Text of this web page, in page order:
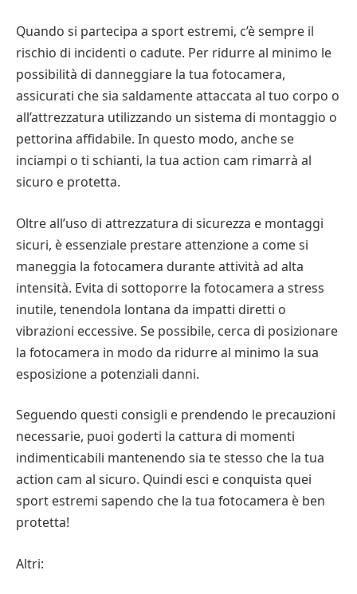
Quando si partecipa a sport estremi, c’è sempre il
rischio di incidenti o cadute. Per ridurre al minimo le
possibilità di danneggiare la tua fotocamera,
assicurati che sia saldamente attaccata al tuo corpo o
all’attrezzatura utilizzando un sistema di montaggio o
pettorina affidabile. In questo modo, anche se
inciampi o ti schianti, la tua action cam rimarrà al
sicuro e protetta.
Oltre all’uso di attrezzatura di sicurezza e montaggi
sicuri, è essenziale prestare attenzione a come si
maneggia la fotocamera durante attività ad alta
intensità. Evita di sottoporre la fotocamera a stress
inutile, tenendola lontana da impatti diretti o
vibrazioni eccessive. Se possibile, cerca di posizionare
la fotocamera in modo da ridurre al minimo la sua
esposizione a potenziali danni.
Seguendo questi consigli e prendendo le precauzioni
necessarie, puoi goderti la cattura di momenti
indimenticabili mantenendo sia te stesso che la tua
action cam al sicuro. Quindi esci e conquista quei
sport estremi sapendo che la tua fotocamera è ben
protetta!
Altri: